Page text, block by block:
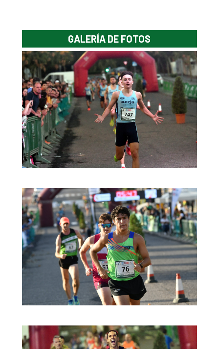
GALERÍA DE FOTOS